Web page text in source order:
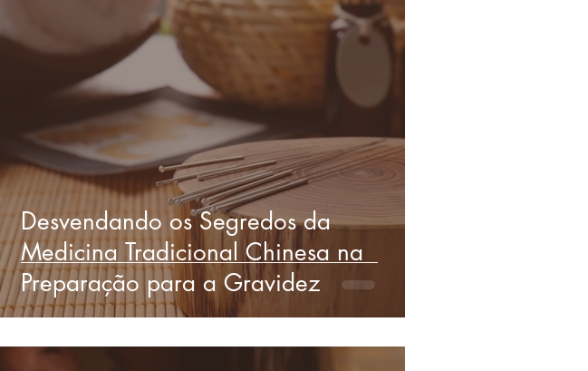
Desvendando os Segredos da
Medicina Tradicional Chinesa na
Preparação para a Gravidez